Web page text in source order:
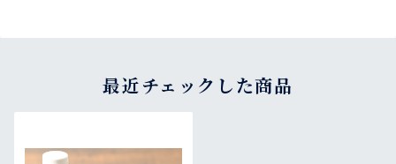
最近チェックした商品